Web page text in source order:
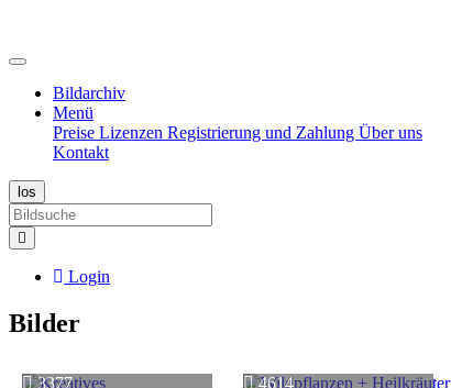
Bildarchiv
Menü
Preise Lizenzen Registrierung und Zahlung Über uns
Kontakt
Login
Bilder
3377
4614